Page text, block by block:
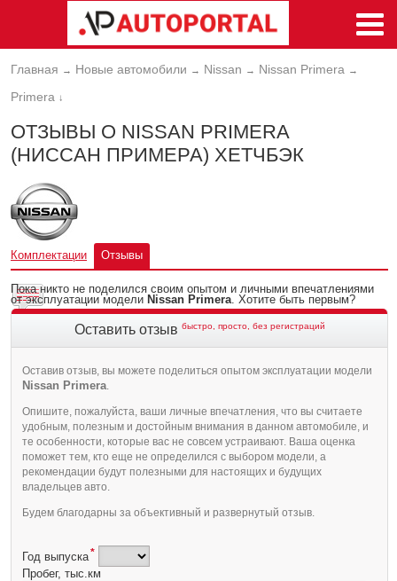
Главная → Новые автомобили → Nissan → Nissan Primera →
Primera ↓
ОТЗЫВЫ О NISSAN PRIMERA
(НИССАН ПРИМЕРА) ХЕТЧБЭК
Комплектации Отзывы
Пока никто не поделился своим опытом и личными впечатлениями
от эксплуатации модели Nissan Primera . Хотите быть первым?
Оставить отзыв быстро, просто, без регистраций
Оставив отзыв, вы можете поделиться опытом эксплуатации модели
Nissan Primera.
Опишите, пожалуйста, ваши личные впечатления, что вы считаете
удобным, полезным и достойным внимания в данном автомобиле, и
те особенности, которые вас не совсем устраивают. Ваша оценка
поможет тем, кто еще не определился с выбором модели, а
рекомендации будут полезными для настоящих и будущих
владельцев авто.
Будем благодарны за объективный и развернутый отзыв.
Год выпуска*
Пробег, тыс.км